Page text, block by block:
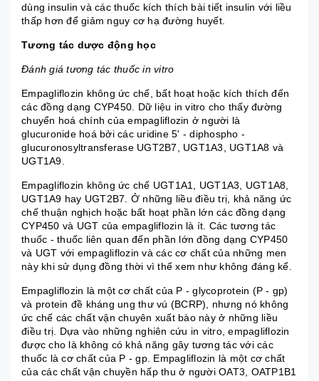
dùng insulin và các thuốc kích thích bài tiết insulin với liều
thấp hơn để giảm nguy cơ hạ đường huyết.
Tương tác dược động học
Đánh giá tương tác thuốc in vitro
Empagliflozin không ức chế, bất hoạt hoặc kích thích đến
các đồng dạng CYP450. Dữ liệu in vitro cho thấy đường
chuyển hoá chính của empagliflozin ở người là
glucuronide hoá bởi các uridine 5' - diphospho -
glucuronosyltransferase UGT2B7, UGT1A3, UGT1A8 và
UGT1A9.
Empagliflozin không ức chế UGT1A1, UGT1A3, UGT1A8,
UGT1A9 hay UGT2B7. Ở những liều điều trị, khả năng ức
chế thuận nghịch hoặc bất hoạt phần lớn các đồng dạng
CYP450 và UGT của empagliflozin là ít. Các tương tác
thuốc - thuốc liên quan đến phần lớn đồng dạng CYP450
và UGT với empagliflozin và các cơ chất của những men
này khi sử dụng đồng thời vì thế xem như không đáng kể.
Empagliflozin là một cơ chất của P - glycoprotein (P - gp)
và protein đề kháng ung thư vú (BCRP), nhưng nó không
ức chế các chất vận chuyên xuất bào này ở những liều
điều trị. Dựa vào những nghiên cứu in vitro, empagliflozin
được cho là không có khả năng gây tương tác với các
thuốc là cơ chất của P - gp. Empagliflozin là một cơ chất
của các chất vận chuyền hấp thu ở người OAT3, OATP1B1